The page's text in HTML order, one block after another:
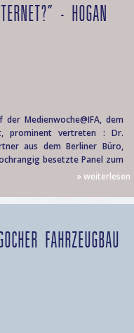
- HOGAN
Medienwoche@IFA, dem
prominent vertreten : Dr.
aus dem Berliner Büro,
besetzte Panel zum
» weiterlesen
FAHRZEUGBAU